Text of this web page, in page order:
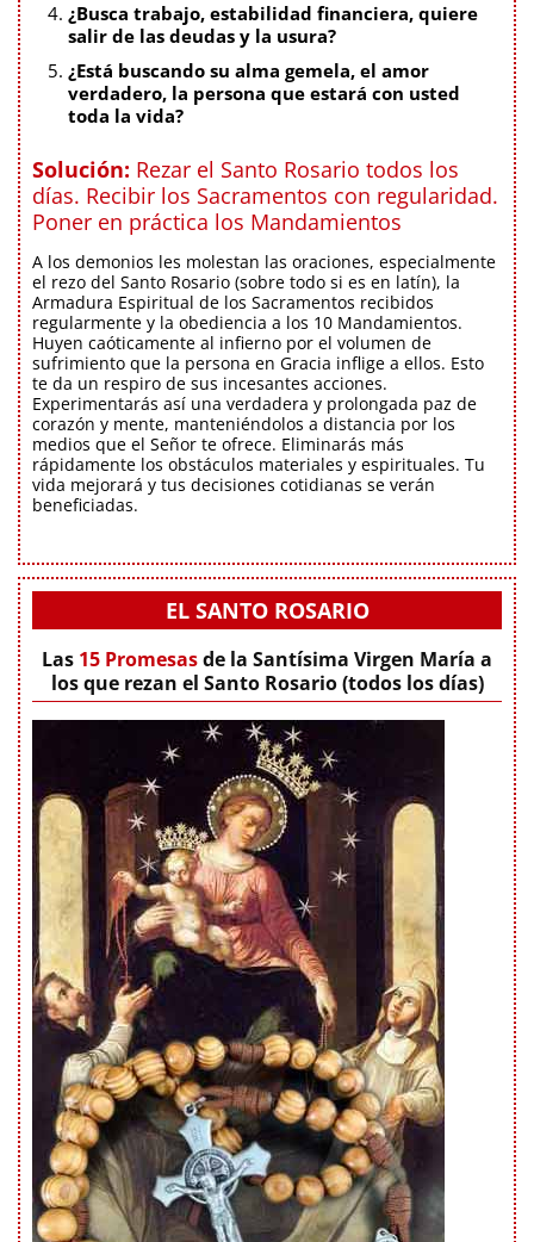
¿Busca trabajo, estabilidad financiera, quiere
salir de las deudas y la usura?
¿Está buscando su alma gemela, el amor
verdadero, la persona que estará con usted
toda la vida?
Solución: Rezar el Santo Rosario todos los
días. Recibir los Sacramentos con regularidad.
Poner en práctica los Mandamientos
A los demonios les molestan las oraciones, especialmente
el rezo del Santo Rosario (sobre todo si es en latín), la
Armadura Espiritual de los Sacramentos recibidos
regularmente y la obediencia a los 10 Mandamientos.
Huyen caóticamente al infierno por el volumen de
sufrimiento que la persona en Gracia inflige a ellos. Esto
te da un respiro de sus incesantes acciones.
Experimentarás así una verdadera y prolongada paz de
corazón y mente, manteniéndolos a distancia por los
medios que el Señor te ofrece. Eliminarás más
rápidamente los obstáculos materiales y espirituales. Tu
vida mejorará y tus decisiones cotidianas se verán
beneficiadas.
EL SANTO ROSARIO
Las 15 Promesasde la Santísima Virgen María a
los que rezan el Santo Rosario (todos los días)